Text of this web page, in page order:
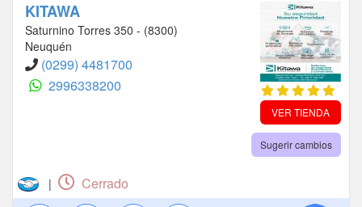
KITAWA
Saturnino Torres 350 - (8300)
Neuquén
(0299) 4481700
2996338200
VER TIENDA
Sugerir cambios
| Cerrado